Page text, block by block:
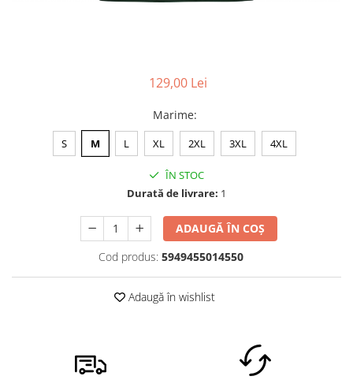
129,00 Lei
Marime:
S M L XL 2XL 3XL 4XL
ÎN STOC
Durată de livrare: 1
ADAUGĂ ÎN COȘ
Cod produs: 5949455014550
Adaugă în wishlist